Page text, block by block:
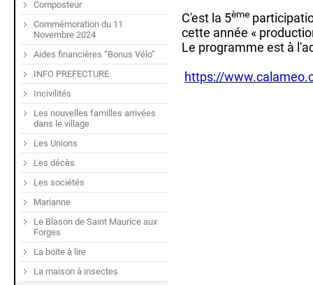
C'est la 5ème
cette année «
Le programme est à
https://
Composteur
Commémoration du 11
Novembre 2024
Aides financières “Bonus Vélo”
INFO PREFECTURE
Incivilités
Les nouvelles familles arrivées
dans le village
Les Unions
Les décès
Les sociétés
Marianne
Le Blason de Saint Maurice aux
Forges
La boite à lire
La maison à insectes